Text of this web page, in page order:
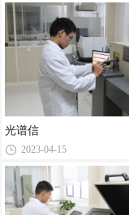
光谱信
2023-04-15